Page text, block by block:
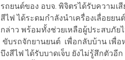
รถยนต์ของ อบจ. พิจิตรได้รับความเ
สีไฟ ได้ระดมกำลังนำเครื่องเลื่อยย
กล่าว พร้อมทั้งช่วยเหลือผู้ประสบภั
ขับรถจักยานยนต์ เพื่อกลับบ้าน เพื่
บึงสีไฟ ได้รับบาดเจ็บ ยังไม่รู้สึกตัวอีก